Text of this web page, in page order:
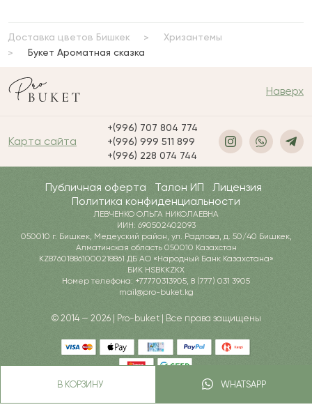
В КОРЗИНУ WHATSAPP
Доставка цветов Бишкек
Хризантемы
Букет Ароматная сказка
Наверх
Карта сайта
+(996) 707 804 774
+(996) 999 511 899
+(996) 228 074 744
Публичная оферта Талон ИП
Лицензия
Политика конфиденциальности
ЛЕВЧЕНКО ОЛЬГА НИКОЛАЕВНА
ИИН: 690502402093
050010 г. Бишкек, Медеуский район, ул. Радлова, д. 50/40 Бишкек,
Алматинская область 050010 Казахстан
KZ876018861000218861 ДБ АО «Народный Банк Казахстана»
БИК HSBKKZKX
Номер телефона: +77770313905, 8 (777) 031 3905
mail@pro-buket.kg
© 2014 — 2026 | Pro-buket | Все права защищены